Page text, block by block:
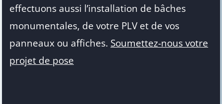
effectuons aussi l’installation de bâches
monumentales, de votre PLV et de vos
panneaux ou affiches. Soumettez-nous votre
projet de pose